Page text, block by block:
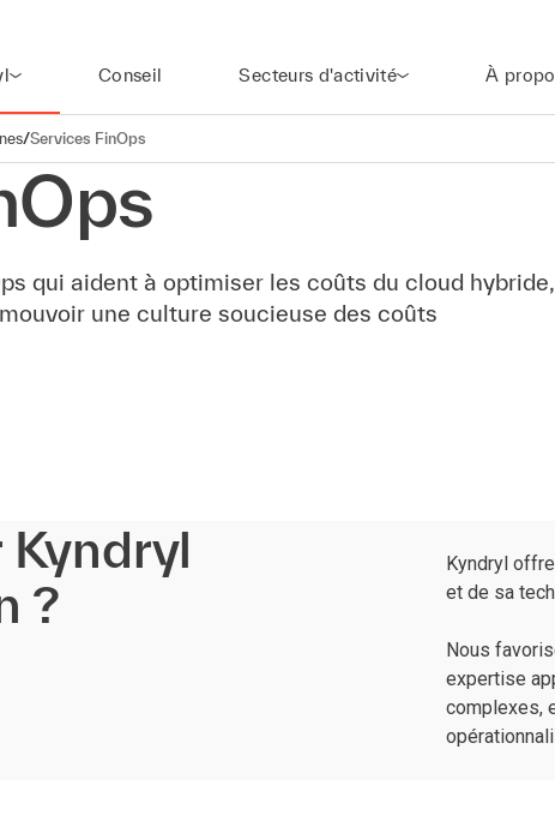
Conseil Secteurs d'activité À
/Services FinOps
qui aident à optimiser les coûts du cloud
une culture soucieuse des coûts
?
Kyndryl
et de sa
Nous
expertise
complexes,